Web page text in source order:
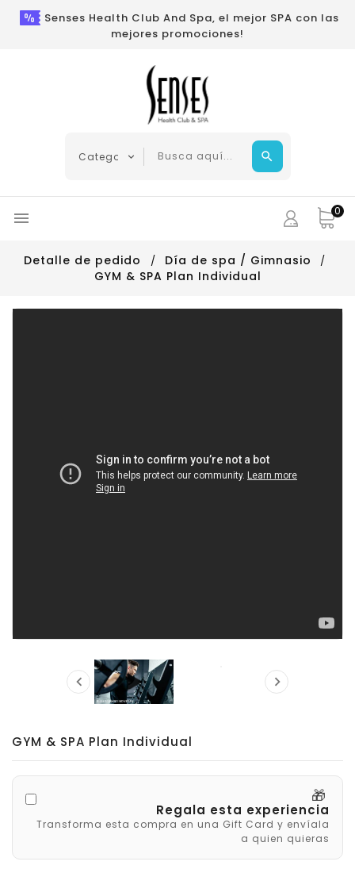
Senses Health Club And Spa, el mejor SPA con las
mejores promociones!
 0
Detalle de pedido
Día de spa / Gimnasio
GYM & SPA Plan Individual

 
GYM & SPA Plan Individual
🎁
Regala esta experiencia
Transforma esta compra en una Gift Card y envíala
a quien quieras